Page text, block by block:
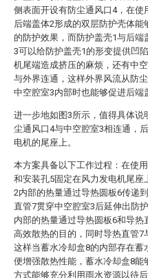
侧表面开设有防尘通风口4，在使
后端盖体2形成的双层防护壳体
的防护效果，而防护盖壳1与后端
3可以给防护盖壳1的形变提供凹
机尾端造成挤压的麻烦，还有中
与外界连通，这样外界风流从防
中空腔室3内部时也能够促进后端
进一步地如图3所示，值得具体说
尘通风口4与中空腔室3相连通，
电机的尾座上。
本方案具备以下工作过程：在使
和安装孔5固定在风力发电机尾座
2内部的热量通过导热圆板6传递
直管7贯穿中空腔室3后延伸出防
内部的热量通过导热圆板6和导热
高效散热的目的，同时导热直管7
这样当蓄水冷却盒8的内部存在蓄
便增强散热性能，蓄水冷却盒8能
方式能够充分利用雨水资源以待后